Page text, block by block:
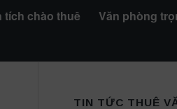
tích chào thuê Văn phòng
TIN TỨC THUÊ